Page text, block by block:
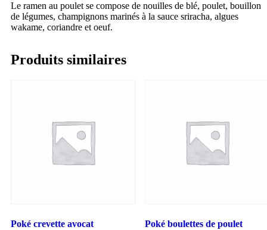
Le ramen au poulet se compose de nouilles de blé, poulet, bouillon
de légumes, champignons marinés à la sauce sriracha, algues
wakame, coriandre et oeuf.
Produits similaires
Poké crevette avocat Poké boulettes de poulet